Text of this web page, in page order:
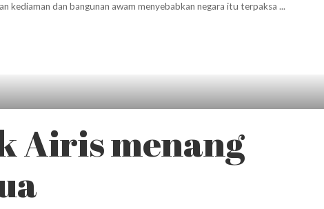
kediaman dan bangunan awam menyebabkan negara itu terpaksa ...
Airis menang